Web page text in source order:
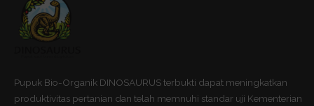
Pupuk Bio-Organik DINOSAURUS terbukti dapat meningkatkan
produktivitas pertanian dan telah memnuhi standar uji Kementerian